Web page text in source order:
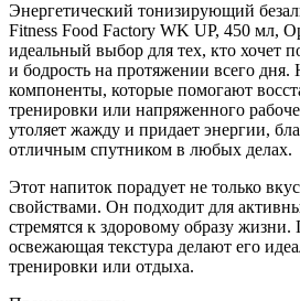
Энергетический тонизирующий
Fitness Food Factory WK UP, 450 мл,
идеальный выбор для тех, кто хочет
и бодрость на протяжении всего
компоненты, которые помогают
тренировки или напряженного
утоляет жажду и придает энергии,
отличным спутником в любых делах.
Этот напиток порадует не только
свойствами. Он подходит для
стремятся к здоровому образу
освежающая текстура делают его
тренировки или отдыха.